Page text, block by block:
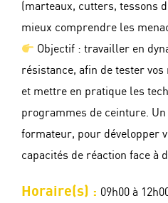
(marteaux, cutters, tessons
mieux comprendre les
Objectif : travailler en
résistance, afin de tester
et mettre en pratique les
programmes de ceinture.
formateur, pour développer
capacités de réaction face à
Horaire(s) : 09h00 à